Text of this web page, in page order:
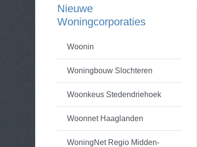
Nieuwe
Woningcorporaties
Woonin
Woningbouw Slochteren
Woonkeus Stedendriehoek
Woonnet Haaglanden
WoningNet Regio Midden-